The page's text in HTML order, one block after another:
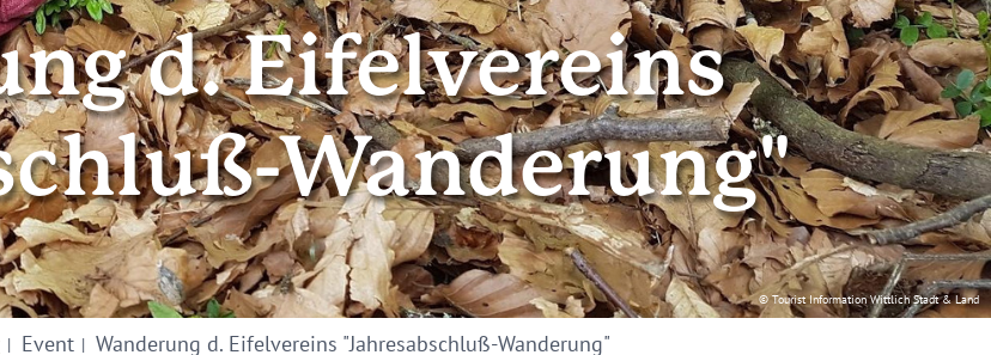
© Tourist Information Wittlich Stadt & Land
d. Eifelvereins
Wanderung"
Event Wanderung d. Eifelvereins "Jahresabschluß-Wanderung"